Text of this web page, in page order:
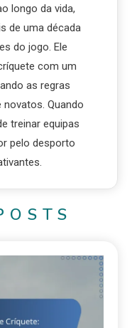
longo da vida,
de uma década
do jogo. Ele
com um
as regras
Quando
treinar equipas
pelo desporto